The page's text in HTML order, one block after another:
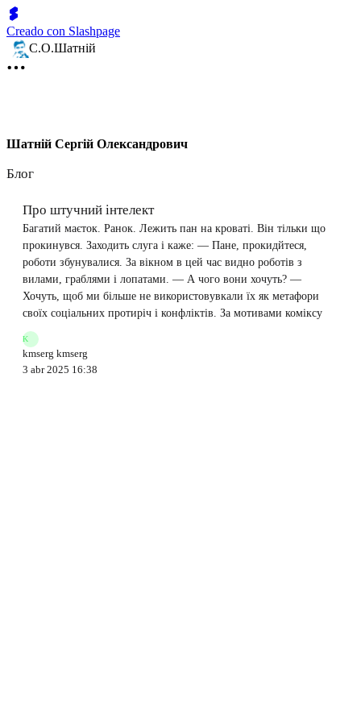
Creado con Slashpage
С.О.Шатній
Шатній Сергій Олександрович
Блог
Про штучний інтелект
Багатий маєток. Ранок. Лежить пан на кроваті. Він тільки що
прокинувся. Заходить слуга і каже: — Пане, прокидйтеся,
роботи збунувалися. За вікном в цей час видно роботів з
вилами, граблями і лопатами. — А чого вони хочуть? —
Хочуть, щоб ми більше не використовувкали їх як метафори
своїх соціальних протиріч і конфліктів. За мотивами коміксу
K
kmserg kmserg
3 abr 2025 16:38